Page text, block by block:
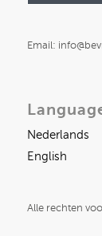
Email:
Nederlands
English
Alle rechten